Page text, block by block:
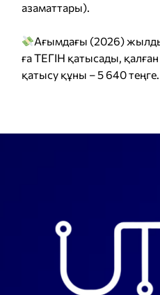
азаматтары).
Ағымдағы (2026)
ға ТЕГІН қатысады, қалған
қатысу құны – 5 640 теңге.